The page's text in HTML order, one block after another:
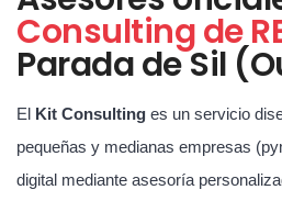
Consulting de
Parada de Sil
El Kit Consulting es un servicio
pequeñas y medianas empresas
digital mediante asesoría